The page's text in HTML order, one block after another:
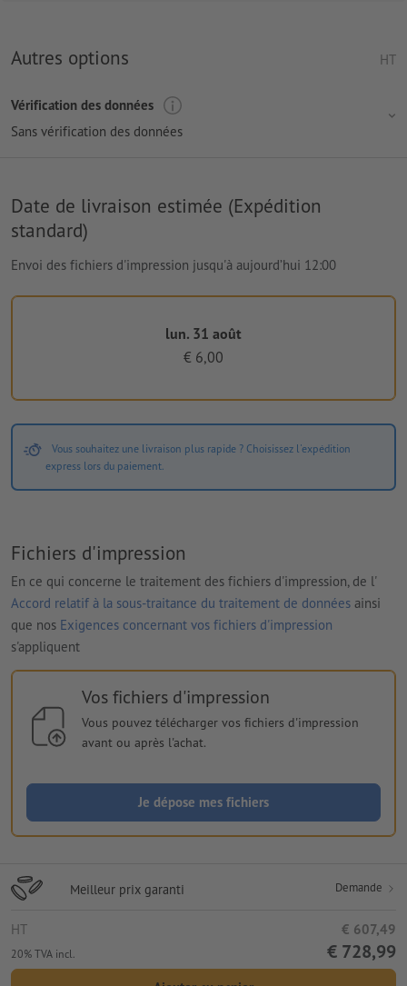
Autres options HT
Vérification des données
Sans vérification des données
Date de livraison estimée (Expédition
standard)
Envoi des fichiers d'impression jusqu'à aujourd’hui 12:00
lun. 31 août
€ 6,00
Vous souhaitez une livraison plus rapide ? Choisissez l'expédition
express lors du paiement.
Fichiers d'impression
En ce qui concerne le traitement des fichiers d'impression, de l'
Accord relatif à la sous-traitance du traitement de données ainsi
que nos Exigences concernant vos fichiers d'impression
s'appliquent
Vos fichiers d'impression
Vous pouvez télécharger vos fichiers d'impression
avant ou après l'achat.
Je dépose mes fichiers
Meilleur prix garanti Demande
HT € 607,49
20% TVA incl. € 728,99